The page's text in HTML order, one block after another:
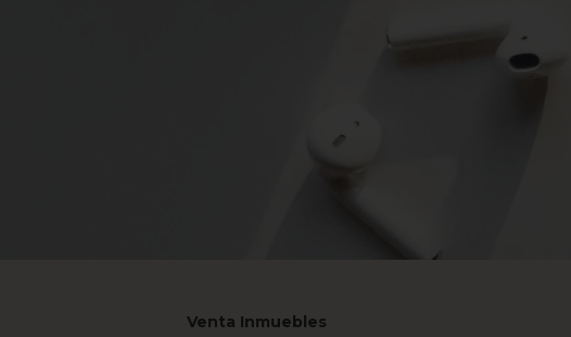
Venta Inmuebles